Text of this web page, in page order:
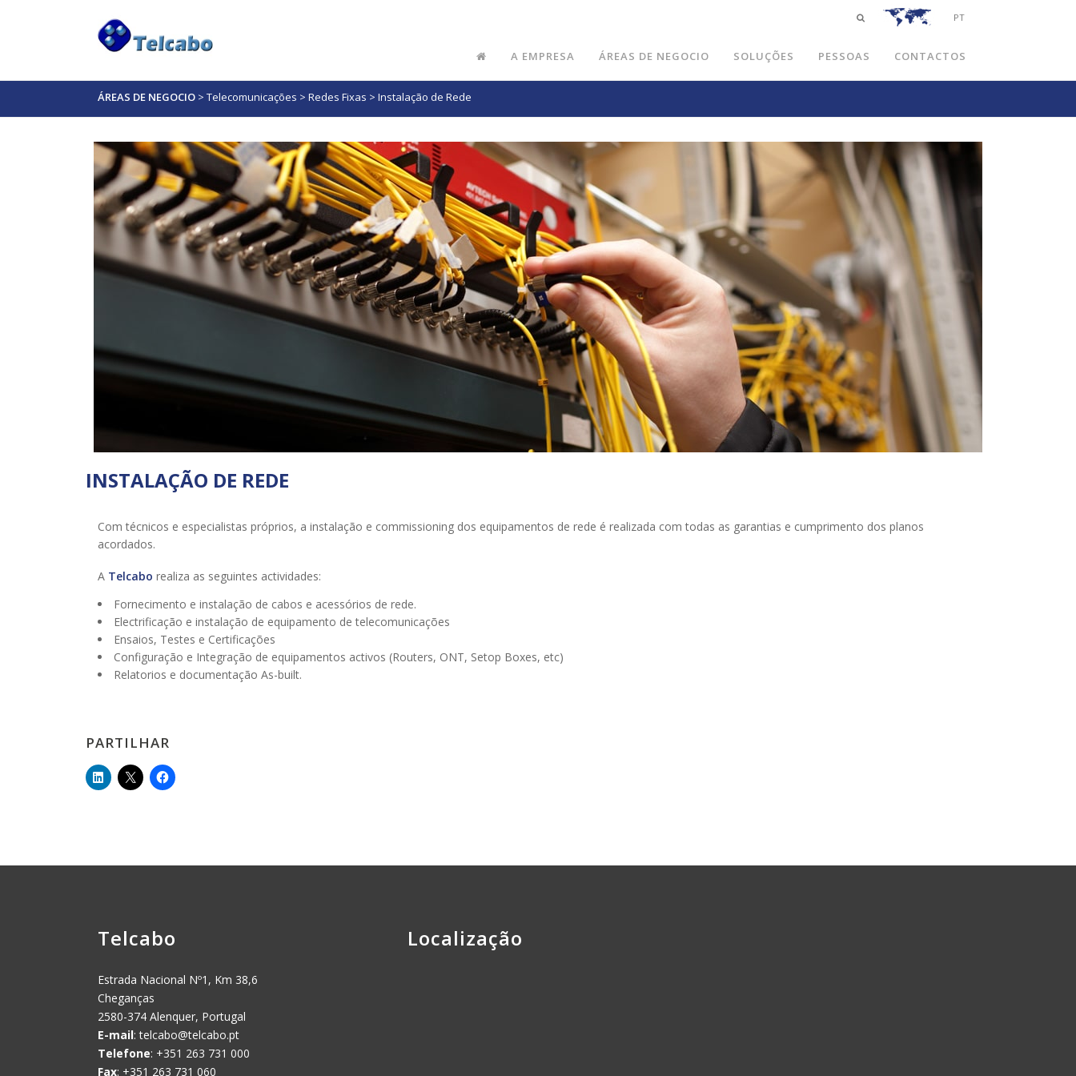
PT
A EMPRESA ÁREAS DE NEGOCIO SOLUÇÕES PESSOAS CONTACTOS
ÁREAS DE NEGOCIO > Telecomunicações > Redes Fixas > Instalação de Rede
INSTALAÇÃO DE REDE
Com técnicos e especialistas próprios, a instalação e commissioning dos equipamentos de rede é realizada com todas as garantias e cumprimento dos planos
acordados.
A Telcabo realiza as seguintes actividades:
Fornecimento e instalação de cabos e acessórios de rede.
Electrificação e instalação de equipamento de telecomunicações
Ensaios, Testes e Certificações
Configuração e Integração de equipamentos activos (Routers, ONT, Setop Boxes, etc)
Relatorios e documentação As-built.
PARTILHAR
Telcabo
Estrada Nacional Nº1, Km 38,6
Cheganças
2580-374 Alenquer, Portugal
E-mail:telcabo@telcabo.pt
Telefone: +351 263 731 000
Fax: +351 263 731 060
Localização